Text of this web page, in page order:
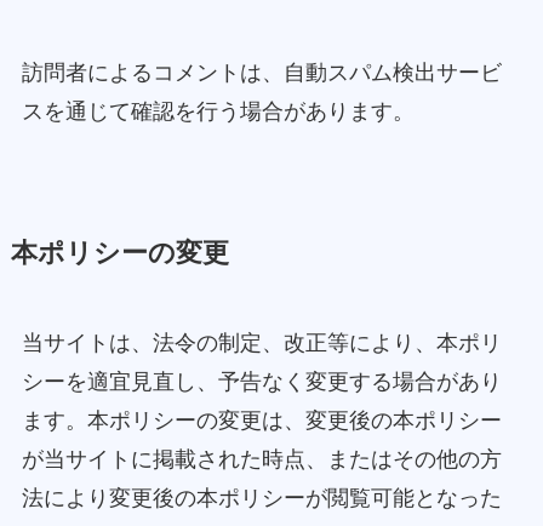
訪問者によるコメントは、自動スパム検出サービ
スを通じて確認を行う場合があります。
本ポリシーの変更
当サイトは、法令の制定、改正等により、本ポリ
シーを適宜見直し、予告なく変更する場合があり
ます。本ポリシーの変更は、変更後の本ポリシー
が当サイトに掲載された時点、またはその他の方
法により変更後の本ポリシーが閲覧可能となった